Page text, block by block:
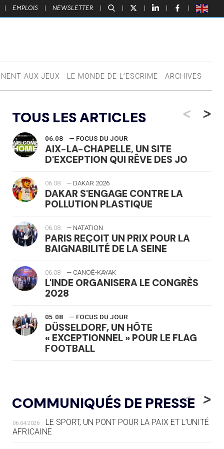
| EMPLOIS | NEWSLETTER | | | | |
AUX JEUX LE MONDE DE L’ESCRIME ARCHIVES
TOUS LES ARTICLES <
06.08 — FOCUS DU JOUR
AIX-LA-CHAPELLE, UN SITE
D'EXCEPTION QUI RÊVE DES JO
06.08 — DAKAR 2026
DAKAR S'ENGAGE CONTRE LA
POLLUTION PLASTIQUE
06.08 — NATATION
PARIS REÇOIT UN PRIX POUR LA
BAIGNABILITÉ DE LA SEINE
06.08 — CANOË-KAYAK
L'INDE ORGANISERA LE CONGRÈS
2028
05.08 — FOCUS DU JOUR
DÜSSELDORF, UN HÔTE
« EXCEPTIONNEL » POUR LE FLAG
FOOTBALL
LE RÊVE DE VOIR LA LUGE ALPINE
AUX JO « N'EST PAS FINI »
05.08 — TIR À L'ARC
DES MONDIAUX À BRISBANE SUR LA
>
COMMUNIQUÉS DE PRESSE
<
06.04.2026
LE SPORT, UN PONT POUR LA PAIX ET L’UNITÉ
AFRICAINE
>